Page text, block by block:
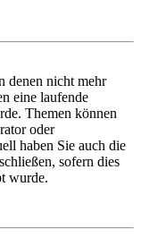
denen nicht mehr
eine laufende
Themen können
oder
haben Sie auch die
sofern dies
wurde.